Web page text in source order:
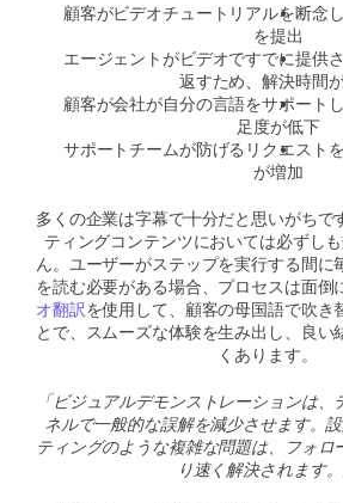
顧客がビデオチュートリアルを断念
を提出
エージェントがビデオですでに提供
返すため、解決時間
顧客が会社が自分の言語をサポート
足度が低下
サポートチームが防げるリクエスト
が増加
多くの企業は字幕で十分だと思いがちで
ティングコンテンツにおいては必ずし
ん。ユーザーがステップを実行する間に
を読む必要がある場合、プロセスは面倒
オ翻訳を使用して、顧客の母国語で吹き
とで、スムーズな体験を生み出し、良い
くあります。
「ビジュアルデモンストレーションは
ネルで一般的な誤解を減少させます。
ティングのような複雑な問題は、フォロ
り速く解決されます。